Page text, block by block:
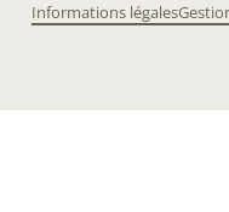
Informations légales